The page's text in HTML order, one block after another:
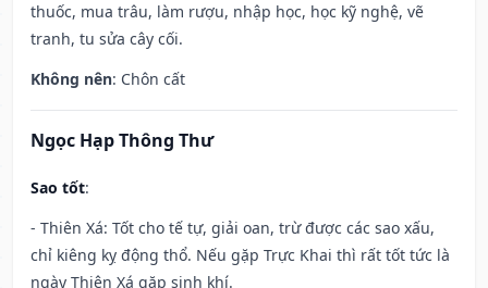
thuốc, mua trâu, làm rượu, nhập học, học kỹ nghệ, vẽ
tranh, tu sửa cây cối.
Không nên: Chôn cất
Ngọc Hạp Thông Thư
Sao tốt:
- Thiên Xá: Tốt cho tế tự, giải oan, trừ được các sao xấu,
chỉ kiêng kỵ động thổ. Nếu gặp Trực Khai thì rất tốt tức là
ngày Thiên Xá gặp sinh khí.